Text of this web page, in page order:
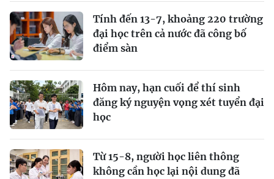
Tính đến 13-7, khoảng 220 trường
đại học trên cả nước đã công bố
điểm sàn
Hôm nay, hạn cuối để thí sinh
đăng ký nguyện vọng xét tuyển đại
học
Từ 15-8, người học liên thông
không cần học lại nội dung đã